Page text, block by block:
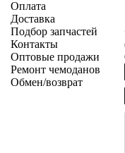
Оплата
Доставка
Подбор запчастей
Контакты
Оптовые продажи
Ремонт чемоданов
Обмен/возврат